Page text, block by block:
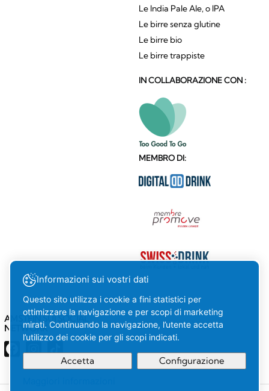
Le India Pale Ale, o IPA
Le birre senza glutine
Le birre bio
Le birre trappiste
IN COLLABORAZIONE CON :
MEMBRO DI:
AMSTEIN SUI SOCIAL
NETWORK
Informazioni sui vostri dati
Questo sito utilizza i cookie a fini statistici per
ottimizzare la navigazione e per scopi di marketing
mirati. Continuando la navigazione, l’utente accetta
l’utilizzo dei cookie per gli scopi indicati.
Accetta Configurazione